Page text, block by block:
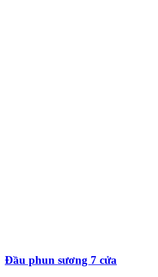
Đầu phun sương 7 cửa